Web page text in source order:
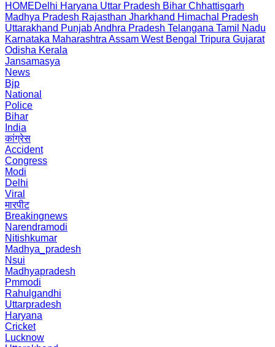
HOMEDelhi Haryana Uttar Pradesh Bihar Chhattisgarh
Madhya Pradesh Rajasthan Jharkhand Himachal Pradesh
Uttarakhand PunjabAndhra Pradesh Telangana Tamil Nadu
Karnataka Maharashtra Assam West Bengal Tripura Gujarat
Odisha Kerala
Jansamasya
News
Bjp
National
Police
Bihar
India
कांग्रेस
Accident
Congress
Modi
Delhi
Viral
मारपीट
Breakingnews
Narendramodi
Nitishkumar
Madhya_pradesh
Nsui
Madhyapradesh
Pmmodi
Rahulgandhi
Uttarpradesh
Haryana
Cricket
Lucknow